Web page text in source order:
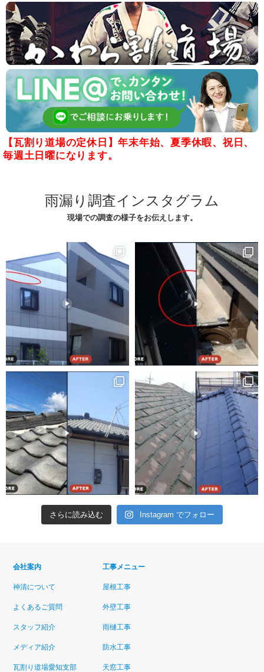
【瓦割り道場の定休日】年末年始、夏季休暇、祝日、
毎週土日曜になります。
雨漏り調査インスタグラム
現場での調査の様子をお伝えします。
さらに読み込む Instagram でフォロー
会社案内
神清について
よくあるご質問
スタッフ紹介
メディア紹介
瓦割り道場愛知支部
工事メニュー
屋根工事
外壁工事
雨樋工事
防水工事
天窓工事